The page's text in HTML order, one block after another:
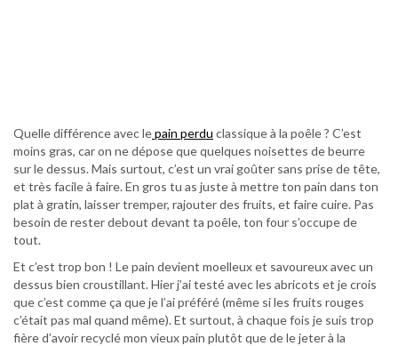
Quelle différence avec lepain perdu classique à la poêle ? C’est
moins gras, car on ne dépose que quelques noisettes de beurre
sur le dessus. Mais surtout, c’est un vrai goûter sans prise de tête,
et très facile à faire. En gros tu as juste à mettre ton pain dans ton
plat à gratin, laisser tremper, rajouter des fruits, et faire cuire. Pas
besoin de rester debout devant ta poêle, ton four s’occupe de
tout.
Et c’est trop bon ! Le pain devient moelleux et savoureux avec un
dessus bien croustillant. Hier j’ai testé avec les abricots et je crois
que c’est comme ça que je l’ai préféré (même si les fruits rouges
c’était pas mal quand même). Et surtout, à chaque fois je suis trop
fière d’avoir recyclé mon vieux pain plutôt que de le jeter à la